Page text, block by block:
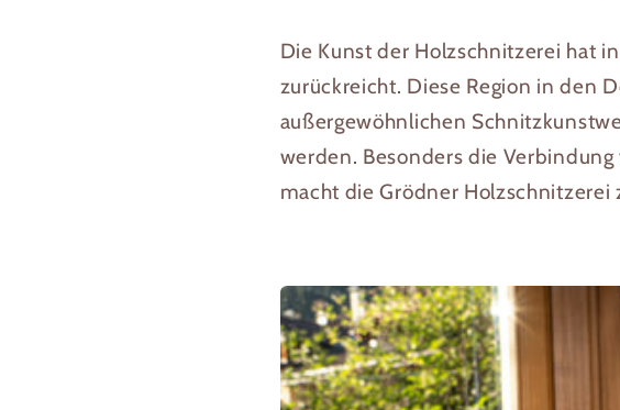
Die Kunst der Holzschnitzerei hat
zurückreicht. Diese Region in den
außergewöhnlichen
werden. Besonders die
macht die Grödner